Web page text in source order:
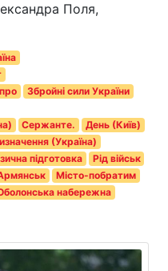
Поля,
Збройні сили України
Сержанте.
День (Київ)
(Україна)
підготовка
Рід військ
Місто-побратим
набережна